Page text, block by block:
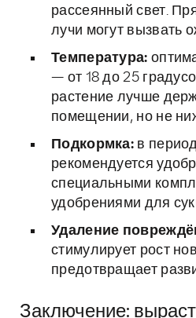
рассеянный свет.
лучи могут вызвать
Температура:
— от 18 до 25
растение лучше
помещении, но не
Подкормка: в
рекомендуется
специальными
удобрениями для
Удаление
стимулирует рост
предотвращает
Заключение: